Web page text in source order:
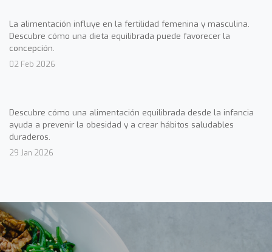
La alimentación influye en la fertilidad femenina y masculina.
Descubre cómo una dieta equilibrada puede favorecer la
concepción.
02 Feb 2026
Descubre cómo una alimentación equilibrada desde la infancia
ayuda a prevenir la obesidad y a crear hábitos saludables
duraderos.
29 Jan 2026